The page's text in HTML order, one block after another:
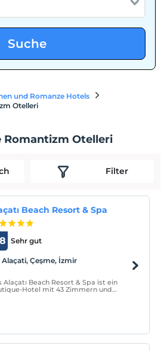
Suche
und Romanze Hotels
Otelleri
Romantizm Otelleri
Filter
Beach Resort & Spa
Sehr gut
Alaçati, Çeşme, İzmir
Alaçatı Beach Resort & Spa ist ein
Hotel mit 43 Zimmern und